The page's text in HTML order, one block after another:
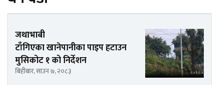
जथाभाबी
टाँगिएका खानेपानीका पाइप हटाउन
मुसिकोट १ को निर्देशन
बिहीबार, साउन ७, २०८३